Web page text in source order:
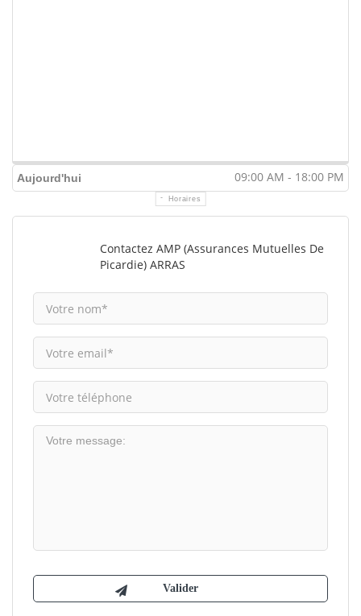
Aujourd'hui 09:00 AM - 18:00 PM
Horaires
Contactez AMP (Assurances Mutuelles De
Picardie) ARRAS